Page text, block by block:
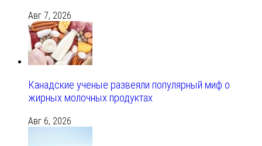
Авг 7, 2026
Канадские ученые развеяли популярный миф о
жирных молочных продуктах
Авг 6, 2026